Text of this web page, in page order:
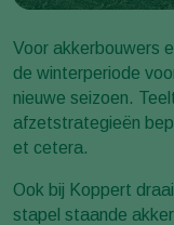
Voor akkerbouwers
de winterperiode
nieuwe seizoen.
afzetstrategieën
et cetera.
Ook bij Koppert
stapel staande